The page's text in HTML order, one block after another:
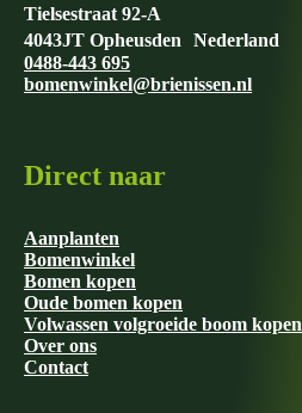
Tielsestraat 92-A
4043JT Opheusden Nederland
0488-443 695
bomenwinkel@brienissen.nl
Direct naar
Aanplanten
Bomenwinkel
Bomen kopen
Oude bomen kopen
Volwassen volgroeide boom kopen
Over ons
Contact